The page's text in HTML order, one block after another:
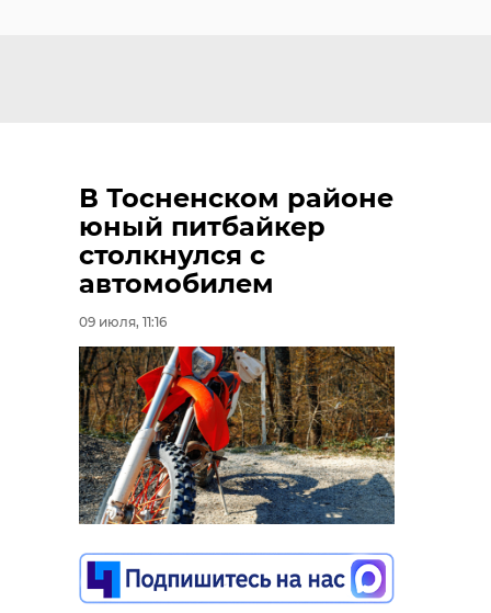
В Тосненском районе
юный питбайкер
столкнулся с
автомобилем
09 июля, 11:16